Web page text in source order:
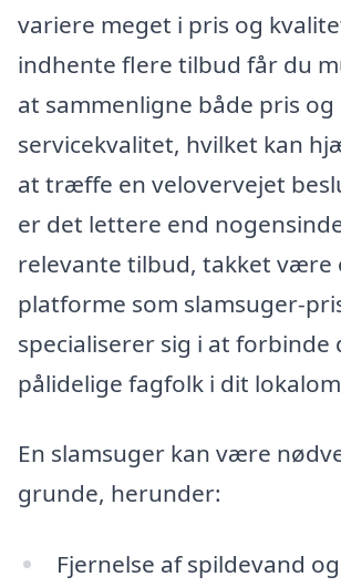
variere meget i pris og
indhente flere tilbud får du
at sammenligne både pris og
servicekvalitet, hvilket kan
at træffe en velovervejet
er det lettere end
relevante tilbud, takket være
platforme som slamsuger-
specialiserer sig i at forbinde
pålidelige fagfolk i dit
En slamsuger kan være
grunde, herunder:
Fjernelse af spildevand